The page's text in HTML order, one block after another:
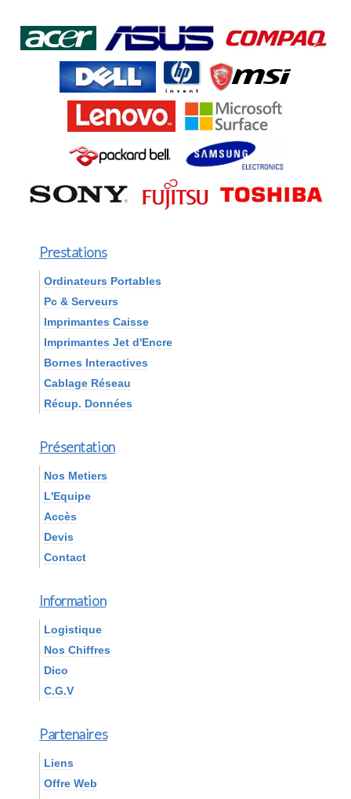
Prestations
Ordinateurs Portables
Pc & Serveurs
Imprimantes Caisse
Imprimantes Jet d'Encre
Bornes Interactives
Cablage Réseau
Récup. Données
Présentation
Nos Metiers
L'Equipe
Accès
Devis
Contact
Information
Logistique
Nos Chiffres
Dico
C.G.V
Partenaires
Liens
Offre Web